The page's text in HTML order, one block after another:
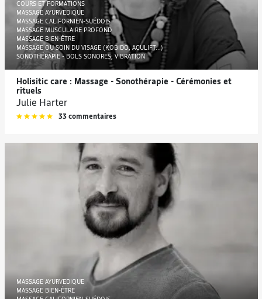
COURS ET FORMATIONS
MASSAGE AYURVEDIQUE
MASSAGE CALIFORNIEN-SUÉDOIS
MASSAGE MUSCULAIRE PROFOND
MASSAGE BIEN-ÊTRE
MASSAGE OU SOIN DU VISAGE (KOBIDO, ACULIFT...)
SONOTHÉRAPIE - BOLS SONORES, VIBRATION
Holisitic care : Massage - Sonothérapie - Cérémonies et
rituels
Julie Harter
33 commentaires
MASSAGE AYURVEDIQUE
MASSAGE BIEN-ÊTRE